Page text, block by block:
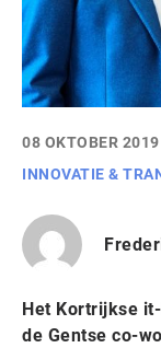
08 OKTOBER
INNOVATIE &
Het Kortrijkse
de Gentse co-